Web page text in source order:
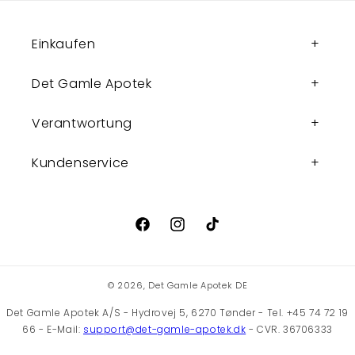
Einkaufen
Det Gamle Apotek
Verantwortung
Kundenservice
FacebookInstagram
TikTok
© 2026, Det Gamle Apotek DE
Det Gamle Apotek A/S - Hydrovej 5, 6270 Tønder - Tel. +45 74 72 19
66 - E-Mail: support@det-gamle-apotek.dk - CVR. 36706333